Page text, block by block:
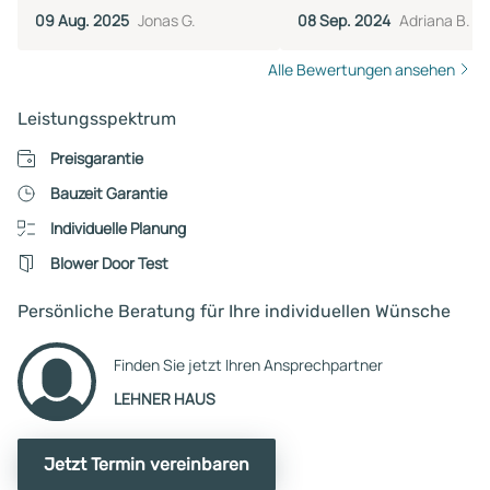
09 Aug. 2025 Jonas G. 08 Sep. 2024 Adriana B.
Alle Bewertungen ansehen
Leistungsspektrum
Preisgarantie
Bauzeit Garantie
Individuelle Planung
Blower Door Test
Persönliche Beratung für Ihre individuellen Wünsche
Finden Sie jetzt Ihren Ansprechpartner
LEHNER HAUS
Jetzt Termin vereinbaren